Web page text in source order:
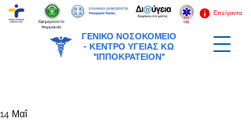
ΓΕΝΙΚΟ ΝΟΣΟΚΟΜΕΙΟ
- ΚΕΝΤΡΟ ΥΓΕΙΑΣ ΚΩ
"ΙΠΠΟΚΡΑΤΕΙΟΝ"
Επείγοντα
Εφημερεύοντα
Φαρμακεία
14 Μαΐ